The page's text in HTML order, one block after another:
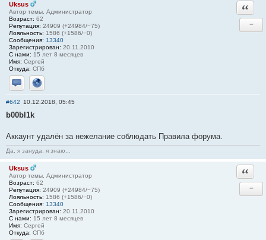
Uksus
Автор темы, Администратор
Возраст: 62
Репутация: 24909 (+24984/−75)
Лояльность: 1586 (+1586/−0)
Сообщения: 13340
Зарегистрирован: 20.11.2010
С нами: 15 лет 8 месяцев
Имя: Сергей
Откуда: СПб
Отправить личное сообщение
Сайт
−
#642 10.12.2018, 05:45
b00bl1k
Аккаунт удалён за нежелание соблюдать Правила форума.
Да, я зануда, я знаю...
Uksus
Автор темы, Администратор
Возраст: 62
Репутация: 24909 (+24984/−75)
Лояльность: 1586 (+1586/−0)
Сообщения: 13340
Зарегистрирован: 20.11.2010
С нами: 15 лет 8 месяцев
Имя: Сергей
Откуда: СПб
−